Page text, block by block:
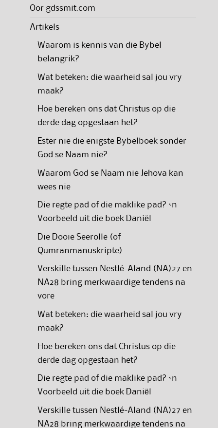
Oor gdssmit.com
Artikels
Waarom is kennis van die Bybel
belangrik?
Wat beteken: die waarheid sal jou vry
maak?
Hoe bereken ons dat Christus op die
derde dag opgestaan het?
Ester nie die enigste Bybelboek sonder
God se Naam nie?
Waarom God se Naam nie Jehova kan
wees nie
Die regte pad of die maklike pad? ‘n
Voorbeeld uit die boek Daniël
Die Dooie Seerolle (of
Qumranmanuskripte)
Verskille tussen Nestlé-Aland (NA)27 en
NA28 bring merkwaardige tendens na
vore
Wat beteken: die waarheid sal jou vry
maak?
Hoe bereken ons dat Christus op die
derde dag opgestaan het?
Die regte pad of die maklike pad? ‘n
Voorbeeld uit die boek Daniël
Verskille tussen Nestlé-Aland (NA)27 en
NA28 bring merkwaardige tendens na